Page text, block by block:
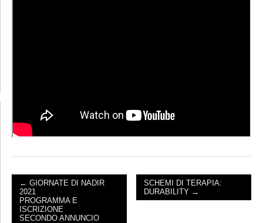
POST NAVIGATION
← GIORNATE DI NADIR
2021
PROGRAMMA E
ISCRIZIONE
SECONDO ANNUNCIO
SCHEMI DI TERAPIA:
DURABILITY →